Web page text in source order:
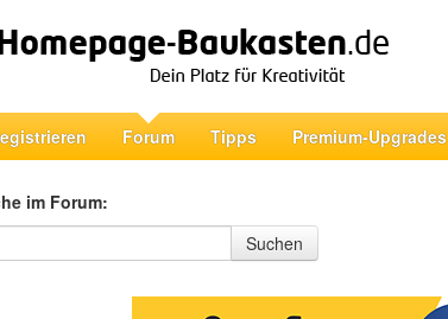
Forum Tipps Premium-Upgrades
im Forum:
im Forum
Suchen